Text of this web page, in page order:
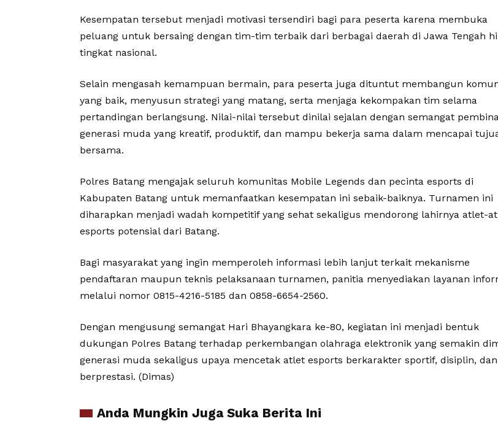
Kesempatan tersebut menjadi motivasi tersendiri bagi para peserta karena membuka
peluang untuk bersaing dengan tim-tim terbaik dari berbagai daerah di Jawa Tengah
tingkat nasional.
Selain mengasah kemampuan bermain, para peserta juga dituntut membangun
yang baik, menyusun strategi yang matang, serta menjaga kekompakan tim selama
pertandingan berlangsung. Nilai-nilai tersebut dinilai sejalan dengan semangat
generasi muda yang kreatif, produktif, dan mampu bekerja sama dalam mencapai
bersama.
Polres Batang mengajak seluruh komunitas Mobile Legends dan pecinta esports di
Kabupaten Batang untuk memanfaatkan kesempatan ini sebaik-baiknya. Turnamen ini
diharapkan menjadi wadah kompetitif yang sehat sekaligus mendorong lahirnya atlet-
esports potensial dari Batang.
Bagi masyarakat yang ingin memperoleh informasi lebih lanjut terkait mekanisme
pendaftaran maupun teknis pelaksanaan turnamen, panitia menyediakan layanan
melalui nomor 0815-4216-5185 dan 0858-6654-2560.
Dengan mengusung semangat Hari Bhayangkara ke-80, kegiatan ini menjadi bentuk
dukungan Polres Batang terhadap perkembangan olahraga elektronik yang semakin
generasi muda sekaligus upaya mencetak atlet esports berkarakter sportif, disiplin, dan
berprestasi. (Dimas)
Anda Mungkin Juga Suka Berita Ini